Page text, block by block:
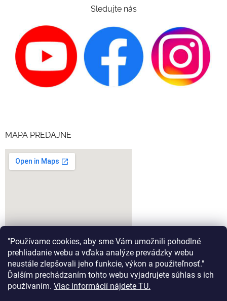
"Používame cookies, aby sme Vám umožnili pohodlné
prehliadanie webu a vďaka analýze prevádzky webu
neustále zlepšovali jeho funkcie, výkon a použiteľnosť."
Ďalším prechádzaním tohto webu vyjadrujete súhlas s ich
používaním. Viac informácií nájdete TU.
Sledujte nás
MAPA PREDAJNE
google-map-generator.com